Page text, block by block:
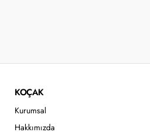
KOÇAK
Kurumsal
Hakkımızda